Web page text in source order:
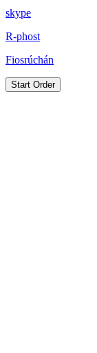
skype
R-phost
Fiosrúchán
Start Order